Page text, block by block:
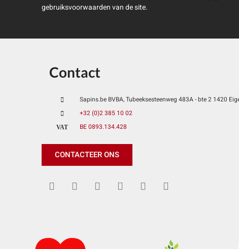
gebruiksvoorwaarden van de site.
Contact
Sapins.be BVBA, Tubeeksesteenweg 483A - bte 2 1420
+32 (0)2 385 10 02
VAT
BE 0893.134.428
CONTACTEER ONS